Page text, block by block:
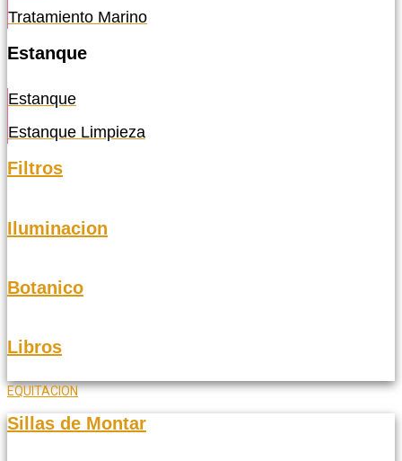
Tratamiento Marino
Estanque
Estanque
Estanque Limpieza
Filtros
Iluminacion
Botanico
Libros
EQUITACION
Sillas de Montar